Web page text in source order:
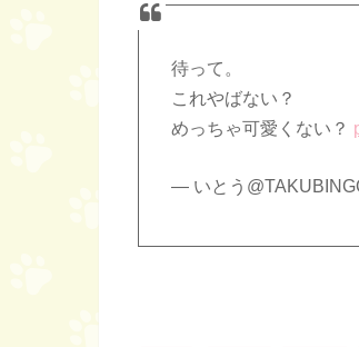
待って。
これやばない？
めっちゃ可愛くない？
— いとう